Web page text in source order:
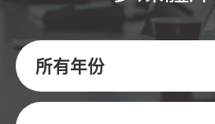
所有年份
關鍵字